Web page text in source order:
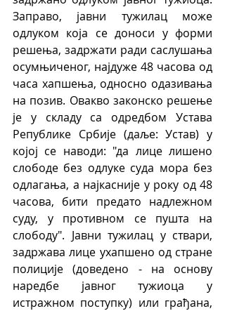
Заправо, јавни тужилац може
одлуком која се доноси у форми
решења, задржати ради саслушања
осумњиченог, најдуже 48 часова од
часа хапшења, односно одазивања
на позив. Овакво законско решење
је у складу са одредбом Устава
Републике Србије (даље: Устав) у
којој се наводи: "да лице лишено
слободе без одлуке суда мора без
одлагања, а најкасније у року од 48
часова, бити предато надлежном
суду, у противном се пушта на
слободу". Јавни тужилац у ствари,
задржава лице ухапшено од стране
полиције (доведено - на основу
наредбе јавног тужиоца у
истражном поступку) или грађана,